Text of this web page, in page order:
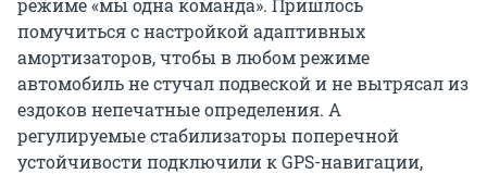
помучиться с настройкой адаптивных
амортизаторов, чтобы в любом режиме
автомобиль не стучал подвеской и не вытрясал из
ездоков непечатные определения. А
регулируемые стабилизаторы поперечной
устойчивости подключили к GPS-навигации,